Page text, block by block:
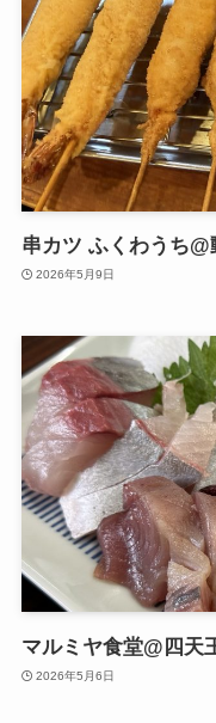
串カツ ふくわうち@
2026年5月9日
マルミヤ食堂@四天
2026年5月6日